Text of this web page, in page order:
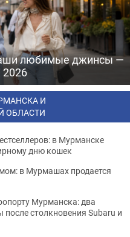
любимые джинсы —
2026
И
ОБЛАСТИ
в Мурманске
дню кошек
в Мурмашах продается
Мурманска: два
столкновения Subaru и